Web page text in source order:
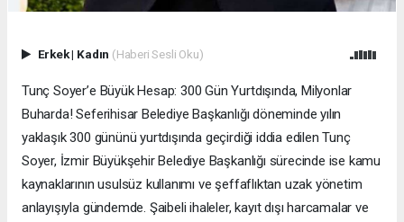
Erkek| Kadın (Haberi Sesli Oku)
Tunç Soyer’e Büyük Hesap: 300 Gün Yurtdışında, Milyonlar
Buharda! Seferihisar Belediye Başkanlığı döneminde yılın
yaklaşık 300 gününü yurtdışında geçirdiği iddia edilen Tunç
Soyer, İzmir Büyükşehir Belediye Başkanlığı sürecinde ise kamu
kaynaklarının usulsüz kullanımı ve şeffaflıktan uzak yönetim
anlayışıyla gündemde. Şaibeli ihaleler, kayıt dışı harcamalar ve